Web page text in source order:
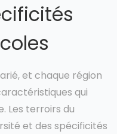
et chaque région
qui
Les terroirs du
et des spécificités